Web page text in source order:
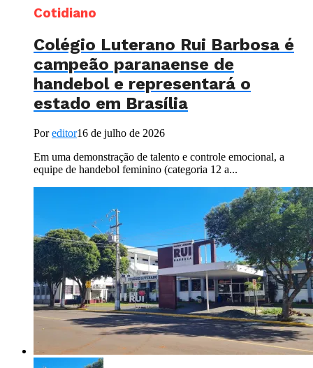
Cotidiano
Colégio Luterano Rui Barbosa é
campeão paranaense de
handebol e representará o
estado em Brasília
Poreditor16 de julho de 2026
Em uma demonstração de talento e controle emocional, a
equipe de handebol feminino (categoria 12 a...